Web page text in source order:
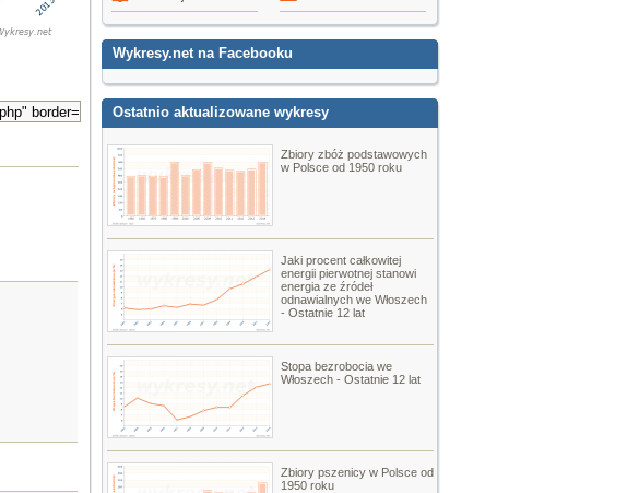
Wykresy.net na Facebooku
Ostatnio aktualizowane wykresy
Zbiory zbóż podstawowych
w Polsce od 1950 roku
Jaki procent całkowitej
energii pierwotnej stanowi
energia ze źródeł
odnawialnych we Włoszech
- Ostatnie 12 lat
Stopa bezrobocia we
Włoszech - Ostatnie 12 lat
Zbiory pszenicy w Polsce od
1950 roku